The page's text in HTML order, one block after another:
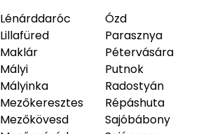
Lénárddaróc
Lillafüred
Maklár
Mályi
Mályinka
Mezőkeresztes
Mezőkövesd
Ózd
Parasznya
Pétervására
Putnok
Radostyán
Répáshuta
Sajóbábony